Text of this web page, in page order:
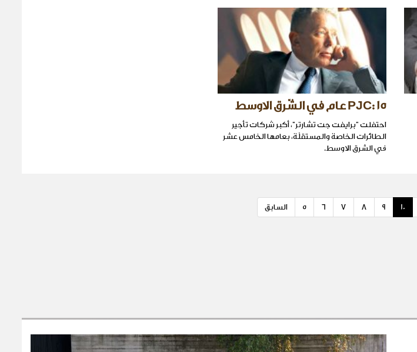
PJC: 15 عام في الشّرق الاوسط
احتفلت "برايفت جت تشارتر"، أكبر شركات تأجير
الطائرات الخاصة والمستقلّة، بعامها الخامس عشر
في الشرق الاوسط.
السابق 5 6 7 8 9 10